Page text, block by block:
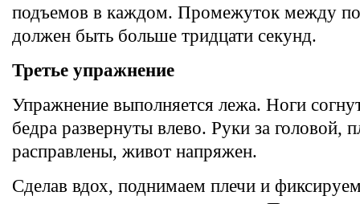
подъемов в каждом. Промежуток между
должен быть больше тридцати секунд.
Третье упражнение
Упражнение выполняется лежа. Ноги
бедра развернуты влево. Руки за головой,
расправлены, живот напряжен.
Сделав вдох, поднимаем плечи и